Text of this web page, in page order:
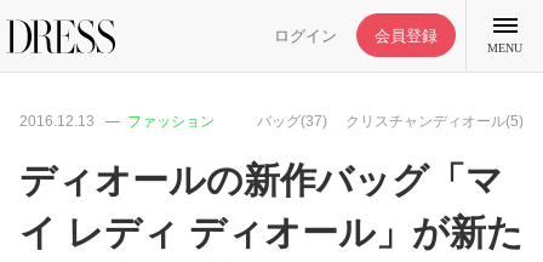
ログイン 会員登録
MENU
特集記事
2016.12.13 ファッション バッグ(37) クリスチャンディオール(5)
ディオールの新作バッグ「マ
イ レディ ディオール」が新た